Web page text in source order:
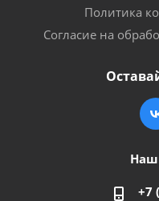
Политика
Согласие на
+7